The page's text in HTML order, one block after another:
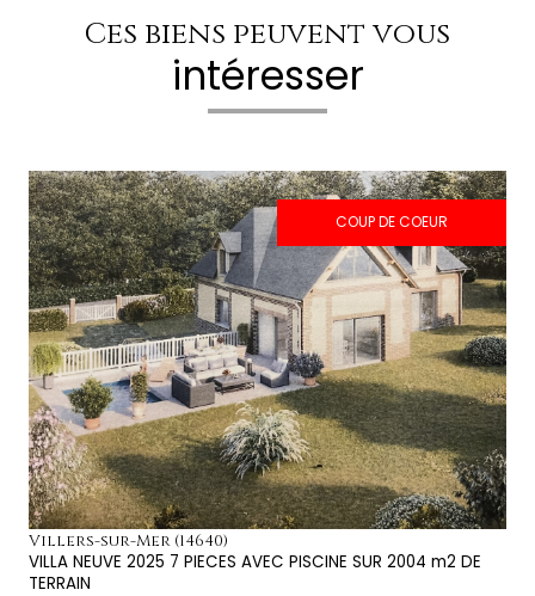
Ces biens peuvent vous
intéresser
COUP DE COEUR
voir le bien
Villers-sur-Mer (14640)
VILLA NEUVE 2025 7 PIECES AVEC PISCINE SUR 2004 m2 DE
TERRAIN